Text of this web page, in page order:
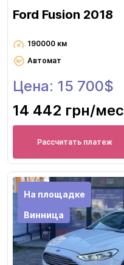
Ford Fusion 2018
190000 км
Автомат
Цена: 15 700$
14 442 грн/мес
Рассчитать платеж
На площадке
Винница